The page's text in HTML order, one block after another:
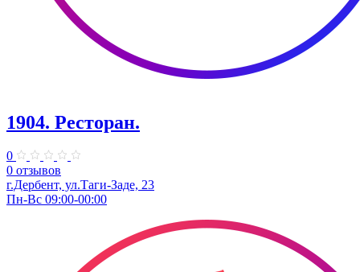
1904. ​Ресторан.
0
0 отзывов
г.Дербент, ​ул.​Таги-Заде, 23
Пн-Вс 09:00-00:00